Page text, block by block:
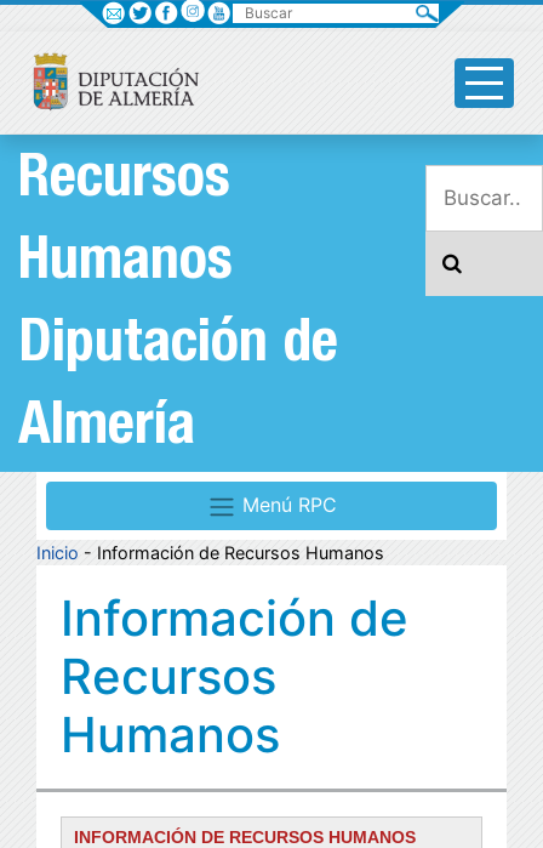
Buscar
Recursos
Humanos
Diputación de
Almería
Menú RPC
Inicio - Información de Recursos Humanos
Información de
Recursos
Humanos
INFORMACIÓN DE RECURSOS HUMANOS